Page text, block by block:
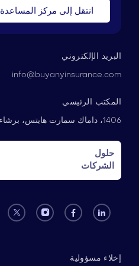
انتقل إلى مركز المساعدة
البريد الإلكتروني
info@buyanyinsurance.com
المكتب الرئيسي
1406، داماك سمارت هايتس، برشاء هايتس، دبي، الإمارات.
حلول
الشركات
إخلاء مسؤولية